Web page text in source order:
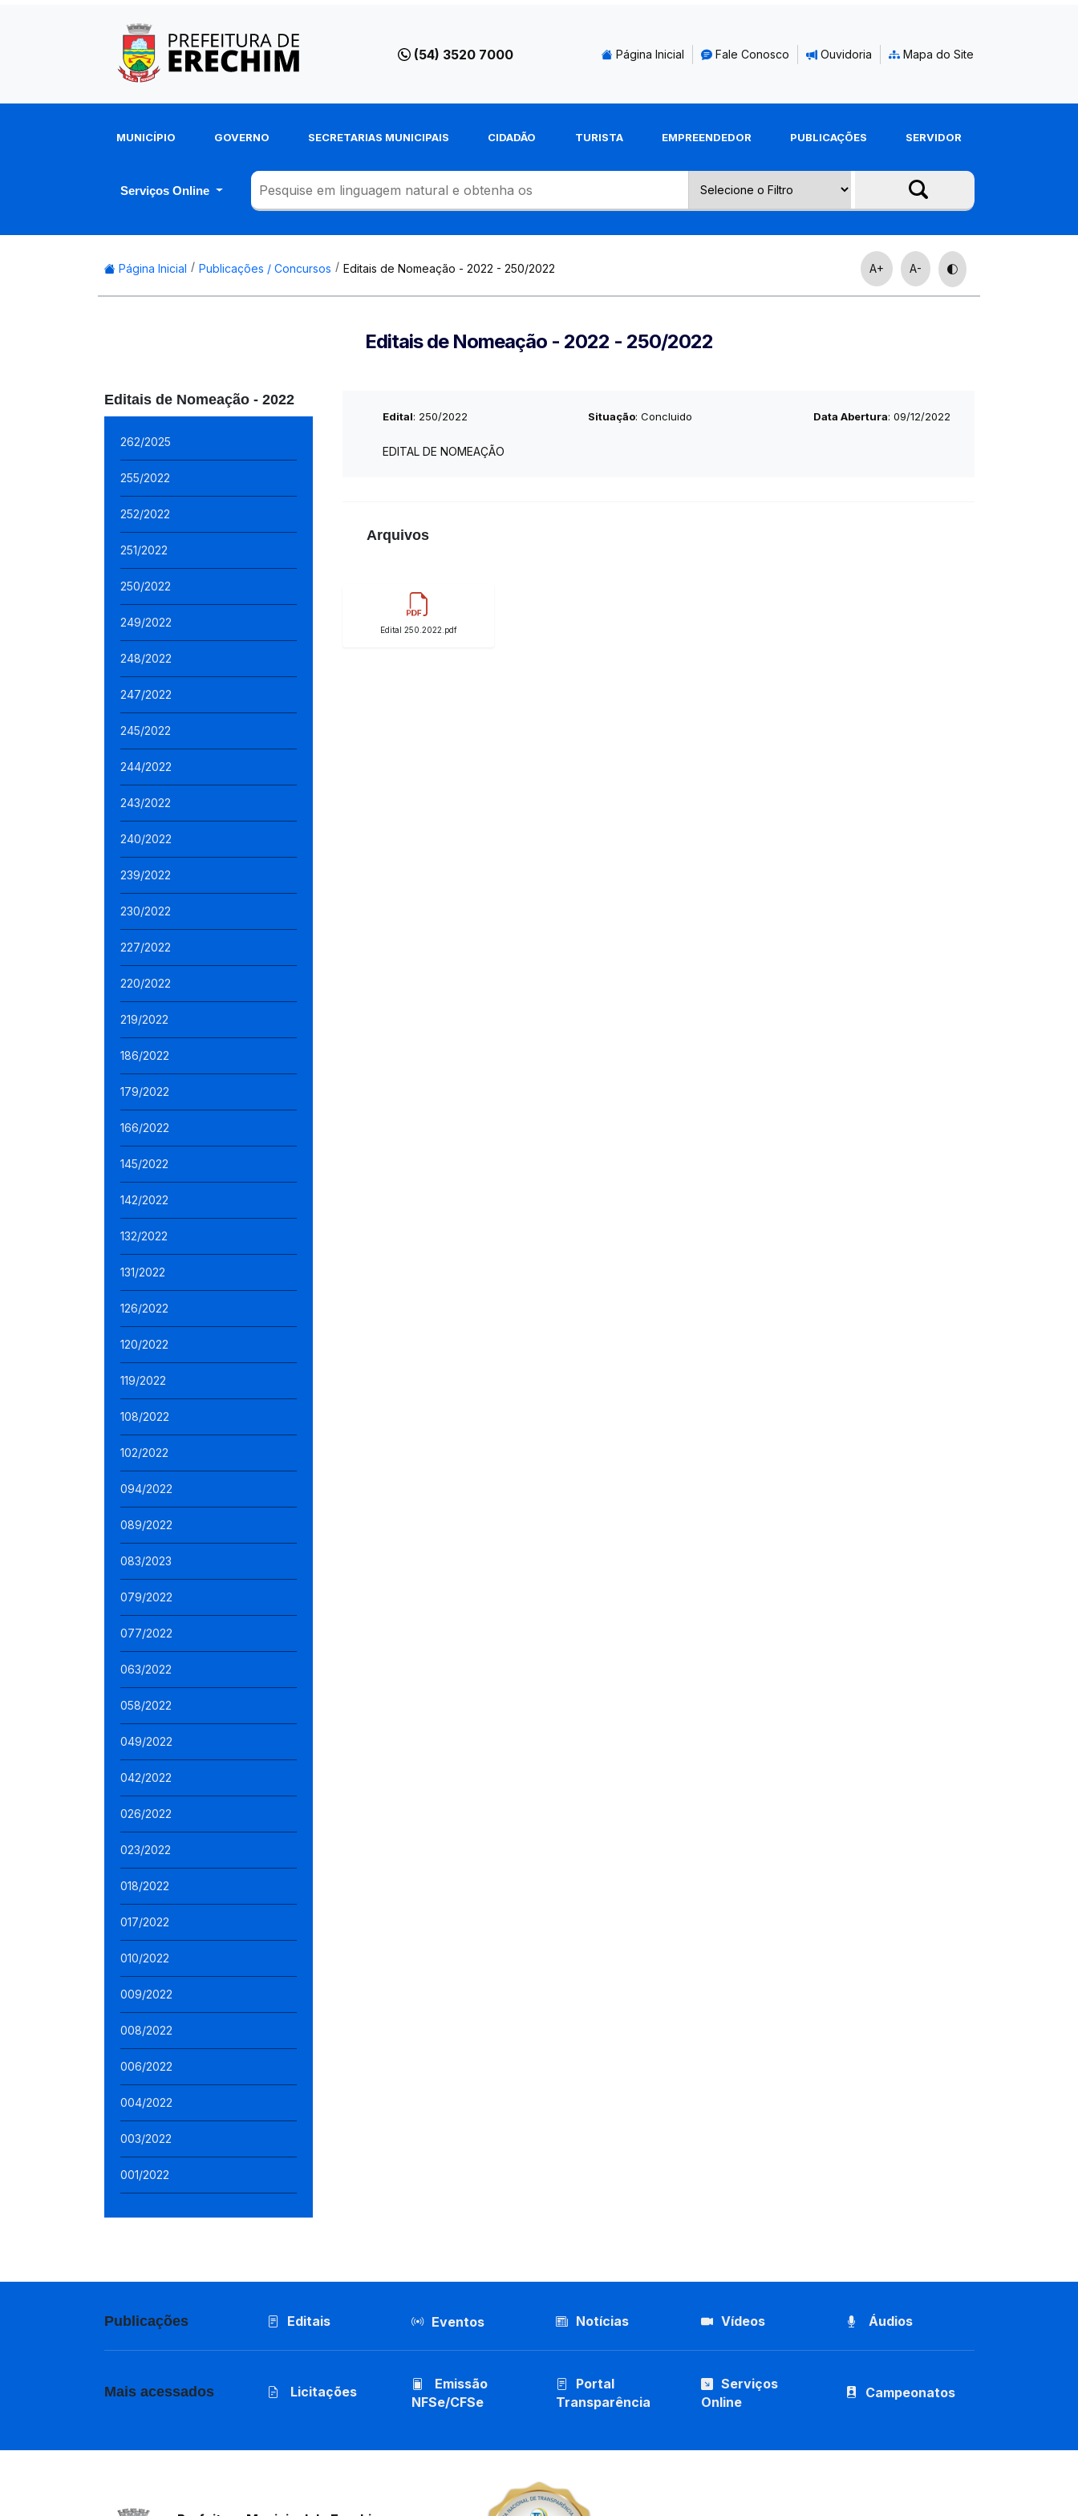
(54) 3520 7000 Página Inicial Fale Conosco Ouvidoria Mapa do Site
MUNICÍPIO GOVERNO SECRETARIAS MUNICIPAIS CIDADÃO TURISTA EMPREENDEDOR PUBLICAÇÕES SERVIDOR
Serviços Online
Página Inicial Publicações / Concursos Editais de Nomeação - 2022 - 250/2022 A+ A-
Editais de Nomeação - 2022 - 250/2022
Editais de Nomeação - 2022
262/2025
255/2022
252/2022
251/2022
250/2022
249/2022
248/2022
247/2022
245/2022
244/2022
243/2022
240/2022
239/2022
230/2022
227/2022
220/2022
219/2022
186/2022
179/2022
166/2022
145/2022
142/2022
132/2022
131/2022
126/2022
120/2022
119/2022
108/2022
102/2022
094/2022
089/2022
083/2023
079/2022
077/2022
063/2022
058/2022
049/2022
042/2022
026/2022
023/2022
018/2022
017/2022
010/2022
009/2022
008/2022
006/2022
004/2022
003/2022
001/2022
Edital: 250/2022 Situação: Concluido Data Abertura: 09/12/2022
EDITAL DE NOMEAÇÃO
Arquivos
Edital 250.2022.pdf
Publicações Editais Eventos Notícias Vídeos Áudios
Mais acessados Licitações
Emissão
NFSe/CFSe
Portal
Transparência
Serviços
Online
Campeonatos